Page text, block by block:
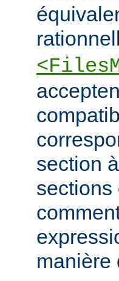
section
sections
manière